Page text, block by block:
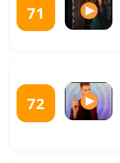
71
72